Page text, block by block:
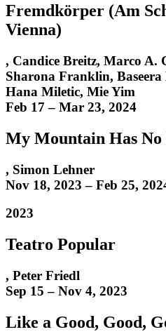
Fremdkörper (Am
Vienna)
, Candice Breitz, Marco A.
Sharona Franklin,
Hana Miletic, Mie Yim
Feb 17 – Mar 23, 2024
My Mountain Has No
, Simon Lehner
Nov 18, 2023 – Feb 25,
2023
Teatro Popular
, Peter Friedl
Sep 15 – Nov 4, 2023
Like a Good, Good,